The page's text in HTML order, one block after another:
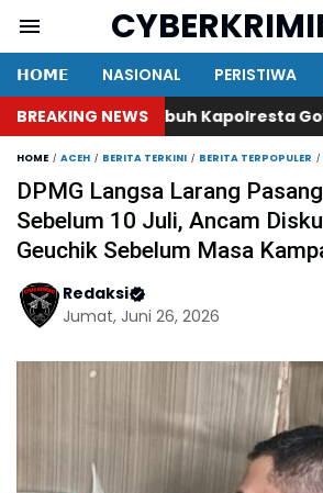
𝗛𝗢𝗠𝗘 NASIONAL PERISTIWA
BREAKING NEWS
Safari Subuh Kapolresta Gowa,
HOME ACEH BERITA TERKINI BERITA TERPOPULER
DPMG Langsa Larang
Sebelum 10 Juli, Ancam
Geuchik Sebelum Masa
Redaksi
Jumat, Juni 26, 2026